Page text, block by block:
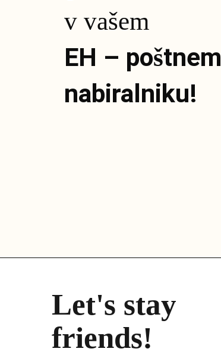
v vašem
EH – poštnem
nabiralniku!
Let's stay
friends!